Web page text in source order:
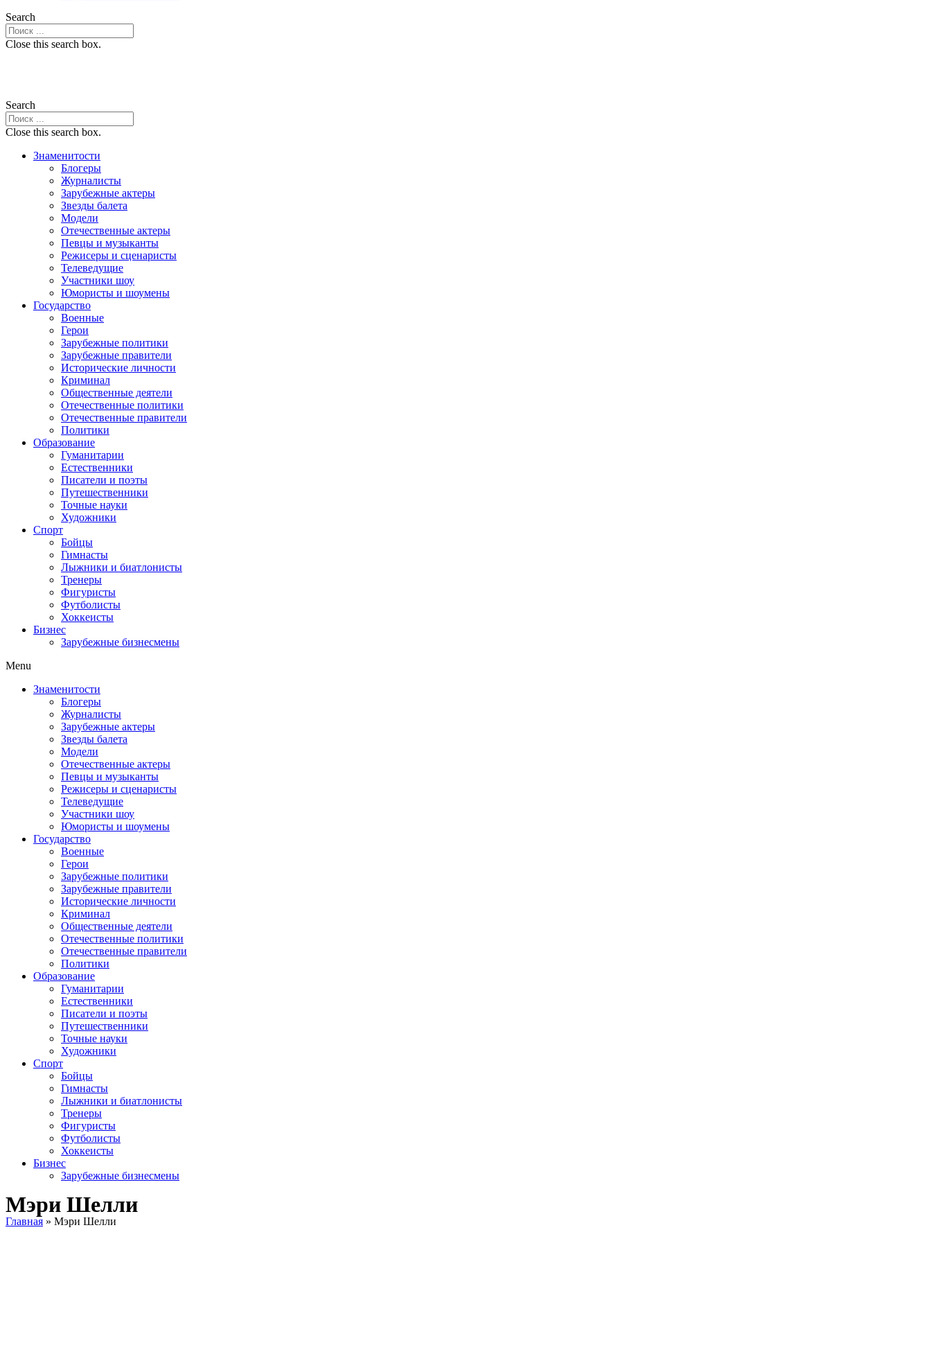
Search
Close this search box.
Search
Close this search box.
Знаменитости
Блогеры
Журналисты
Зарубежные актеры
Звезды балета
Модели
Отечественные актеры
Певцы и музыканты
Режисеры и сценаристы
Телеведущие
Участники шоу
Юмористы и шоумены
Государство
Военные
Герои
Зарубежные политики
Зарубежные правители
Исторические личности
Криминал
Общественные деятели
Отечественные политики
Отечественные правители
Политики
Образование
Гуманитарии
Естественники
Писатели и поэты
Путешественники
Точные науки
Художники
Спорт
Бойцы
Гимнасты
Лыжники и биатлонисты
Тренеры
Фигуристы
Футболисты
Хоккеисты
Бизнес
Зарубежные бизнесмены
Menu
Знаменитости
Блогеры
Журналисты
Зарубежные актеры
Звезды балета
Модели
Отечественные актеры
Певцы и музыканты
Режисеры и сценаристы
Телеведущие
Участники шоу
Юмористы и шоумены
Государство
Военные
Герои
Зарубежные политики
Зарубежные правители
Исторические личности
Криминал
Общественные деятели
Отечественные политики
Отечественные правители
Политики
Образование
Гуманитарии
Естественники
Писатели и поэты
Путешественники
Точные науки
Художники
Спорт
Бойцы
Гимнасты
Лыжники и биатлонисты
Тренеры
Фигуристы
Футболисты
Хоккеисты
Бизнес
Зарубежные бизнесмены
Мэри Шелли
Главная » Мэри Шелли